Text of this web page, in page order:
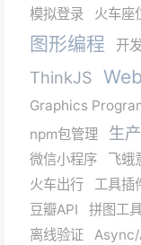
模拟登录 火车座
图形编程 开
ThinkJS
Graphics
npm包管理
生
微信小程序
飞蛾
火车出行
工具插
豆瓣API
拼图工
离线验证